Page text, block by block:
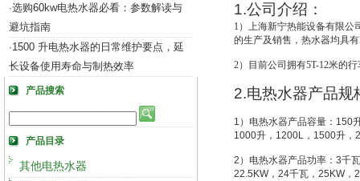
·选购60kw电热水器必看：参数解读与
避坑指南
·1500 升电热水器的日常维护要点，延
长设备使用寿命与制热效率
产品搜索
产品目录
其他电热水器
1.公司介绍：
1 ）上海新宁热能设备有限公
的生产及销售，热水器均具
2）目前公司拥有5T-12米的
2.电热水器产品规
1 ）电热水器产品容量： 150
1000升 ， 1200L ， 1500升 ，
2 ）电热水器产品功率： 3千
22.5KW， 24千瓦， 25KW，